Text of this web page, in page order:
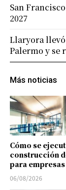
Más noticias
Cómo se
construcción
para empresas
06/08/2026
San
2027
Llaryora
Palermo y se